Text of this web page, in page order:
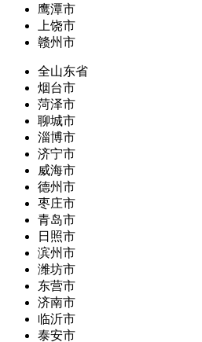
鹰潭市
上饶市
赣州市
全山东省
烟台市
菏泽市
聊城市
淄博市
济宁市
威海市
德州市
枣庄市
青岛市
日照市
滨州市
潍坊市
东营市
济南市
临沂市
泰安市